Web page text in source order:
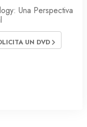
Una Perspectiva
UN DVD